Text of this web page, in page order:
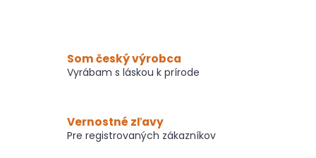
Som český výrobca
Vyrábam s láskou k prírode
Vernostné zľavy
Pre registrovaných zákazníkov